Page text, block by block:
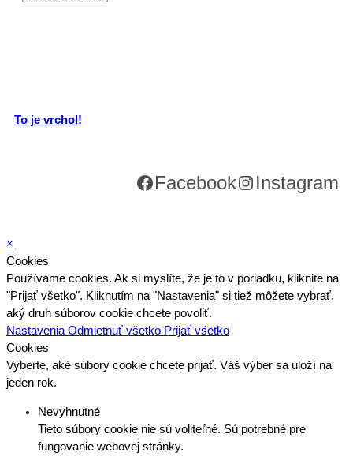
To je vrchol!
Facebook Instagram
×
Cookies
Používame cookies. Ak si myslíte, že je to v poriadku, kliknite na
"Prijať všetko". Kliknutím na "Nastavenia" si tiež môžete vybrať,
aký druh súborov cookie chcete povoliť.
Nastavenia Odmietnuť všetko Prijať všetko
Cookies
Vyberte, aké súbory cookie chcete prijať. Váš výber sa uloží na
jeden rok.
Nevyhnutné
Tieto súbory cookie nie sú voliteľné. Sú potrebné pre
fungovanie webovej stránky.